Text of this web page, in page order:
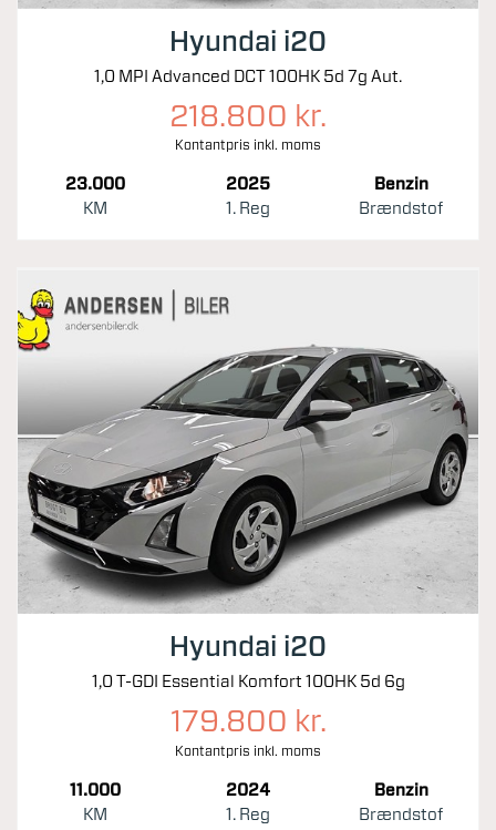
Hyundai i20
1,0 MPI Advanced DCT 100HK 5d 7g Aut.
218.800 kr.
Kontantpris inkl. moms
23.000
KM
2025
1. Reg
Benzin
Brændstof
Hyundai i20
1,0 T-GDI Essential Komfort 100HK 5d 6g
179.800 kr.
Kontantpris inkl. moms
11.000
KM
2024
1. Reg
Benzin
Brændstof